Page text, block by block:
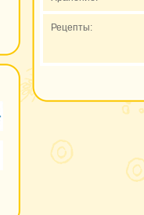
Рецепты: